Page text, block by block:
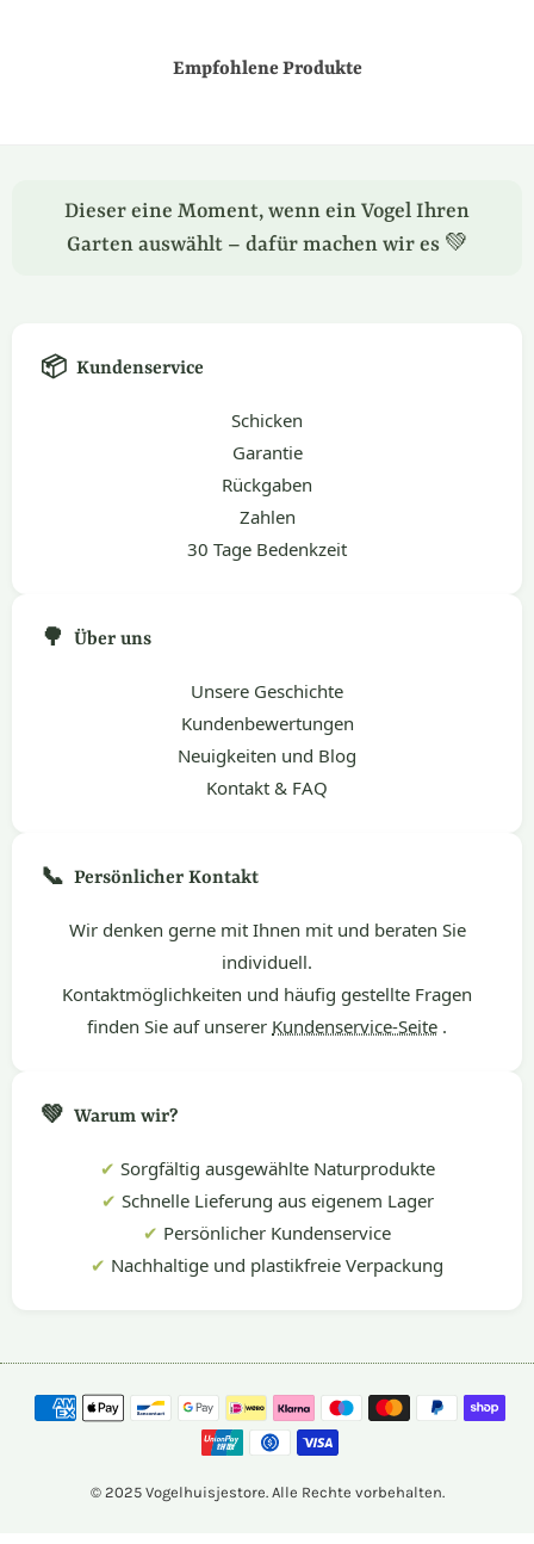
Empfohlene Produkte
Dieser eine Moment, wenn ein Vogel Ihren
Garten auswählt – dafür machen wir es 💚
📦 Kundenservice
Schicken
Garantie
Rückgaben
Zahlen
30 Tage Bedenkzeit
🌳 Über uns
Unsere Geschichte
Kundenbewertungen
Neuigkeiten und Blog
Kontakt & FAQ
📞 Persönlicher Kontakt
Wir denken gerne mit Ihnen mit und beraten Sie
individuell.
Kontaktmöglichkeiten und häufig gestellte Fragen
finden Sie auf unserer Kundenservice-Seite .
💚 Warum wir?
✔ Sorgfältig ausgewählte Naturprodukte
✔ Schnelle Lieferung aus eigenem Lager
✔ Persönlicher Kundenservice
✔ Nachhaltige und plastikfreie Verpackung
© 2025 Vogelhuisjestore. Alle Rechte vorbehalten.